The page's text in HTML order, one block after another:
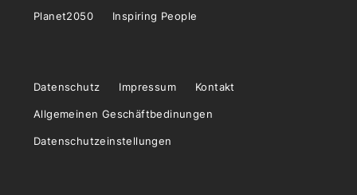
Planet2050 Inspiring People
Datenschutz Impressum Kontakt
Allgemeinen Geschäftbedinungen
Datenschutzeinstellungen